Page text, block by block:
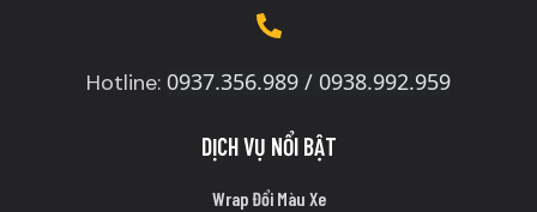
Hotline: 0937.356.989 / 0938.992.959
DỊCH VỤ NỔI BẬT
Wrap Đổi Màu Xe